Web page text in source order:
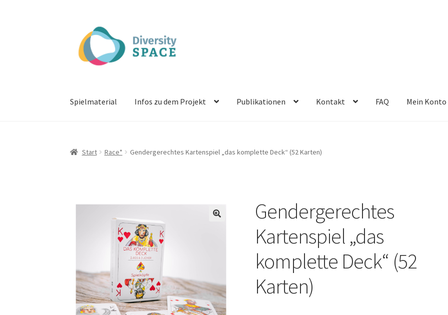
Navigation
springen
Inhalt
springen
Spielmaterial Infos zu dem Projekt Publikationen Kontakt FAQ Mein Konto
Start Race* Gendergerechtes Kartenspiel „das komplette Deck“ (52 Karten)
Gendergerechtes
Kartenspiel „das
komplette Deck“ (52
Karten)